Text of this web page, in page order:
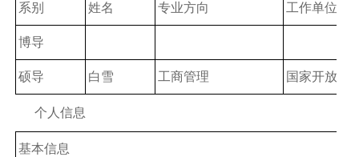
系别 姓名 专业方向 工作单位
博导
硕导 白雪 工商管理 国家开放大
个人信息
基本信息